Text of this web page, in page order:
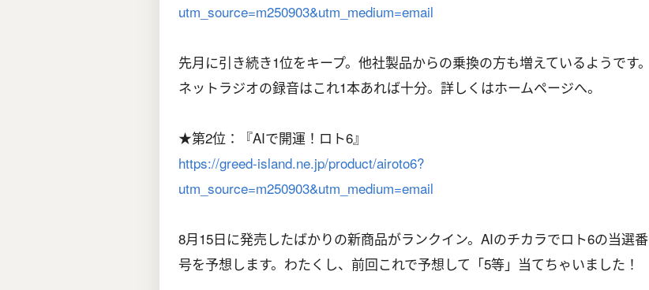
utm_source=m250903&utm_medium=email
先月に引き続き1位をキープ。他社製品からの乗換の方も増えているようです。
ネットラジオの録音はこれ1本あれば十分。詳しくはホームページへ。
★第2位：『AIで開運！ロト6』
https://greed-island.ne.jp/product/airoto6?
utm_source=m250903&utm_medium=email
8月15日に発売したばかりの新商品がランクイン。AIのチカラでロト6の当選番
号を予想します。わたくし、前回これで予想して「5等」当てちゃいました！